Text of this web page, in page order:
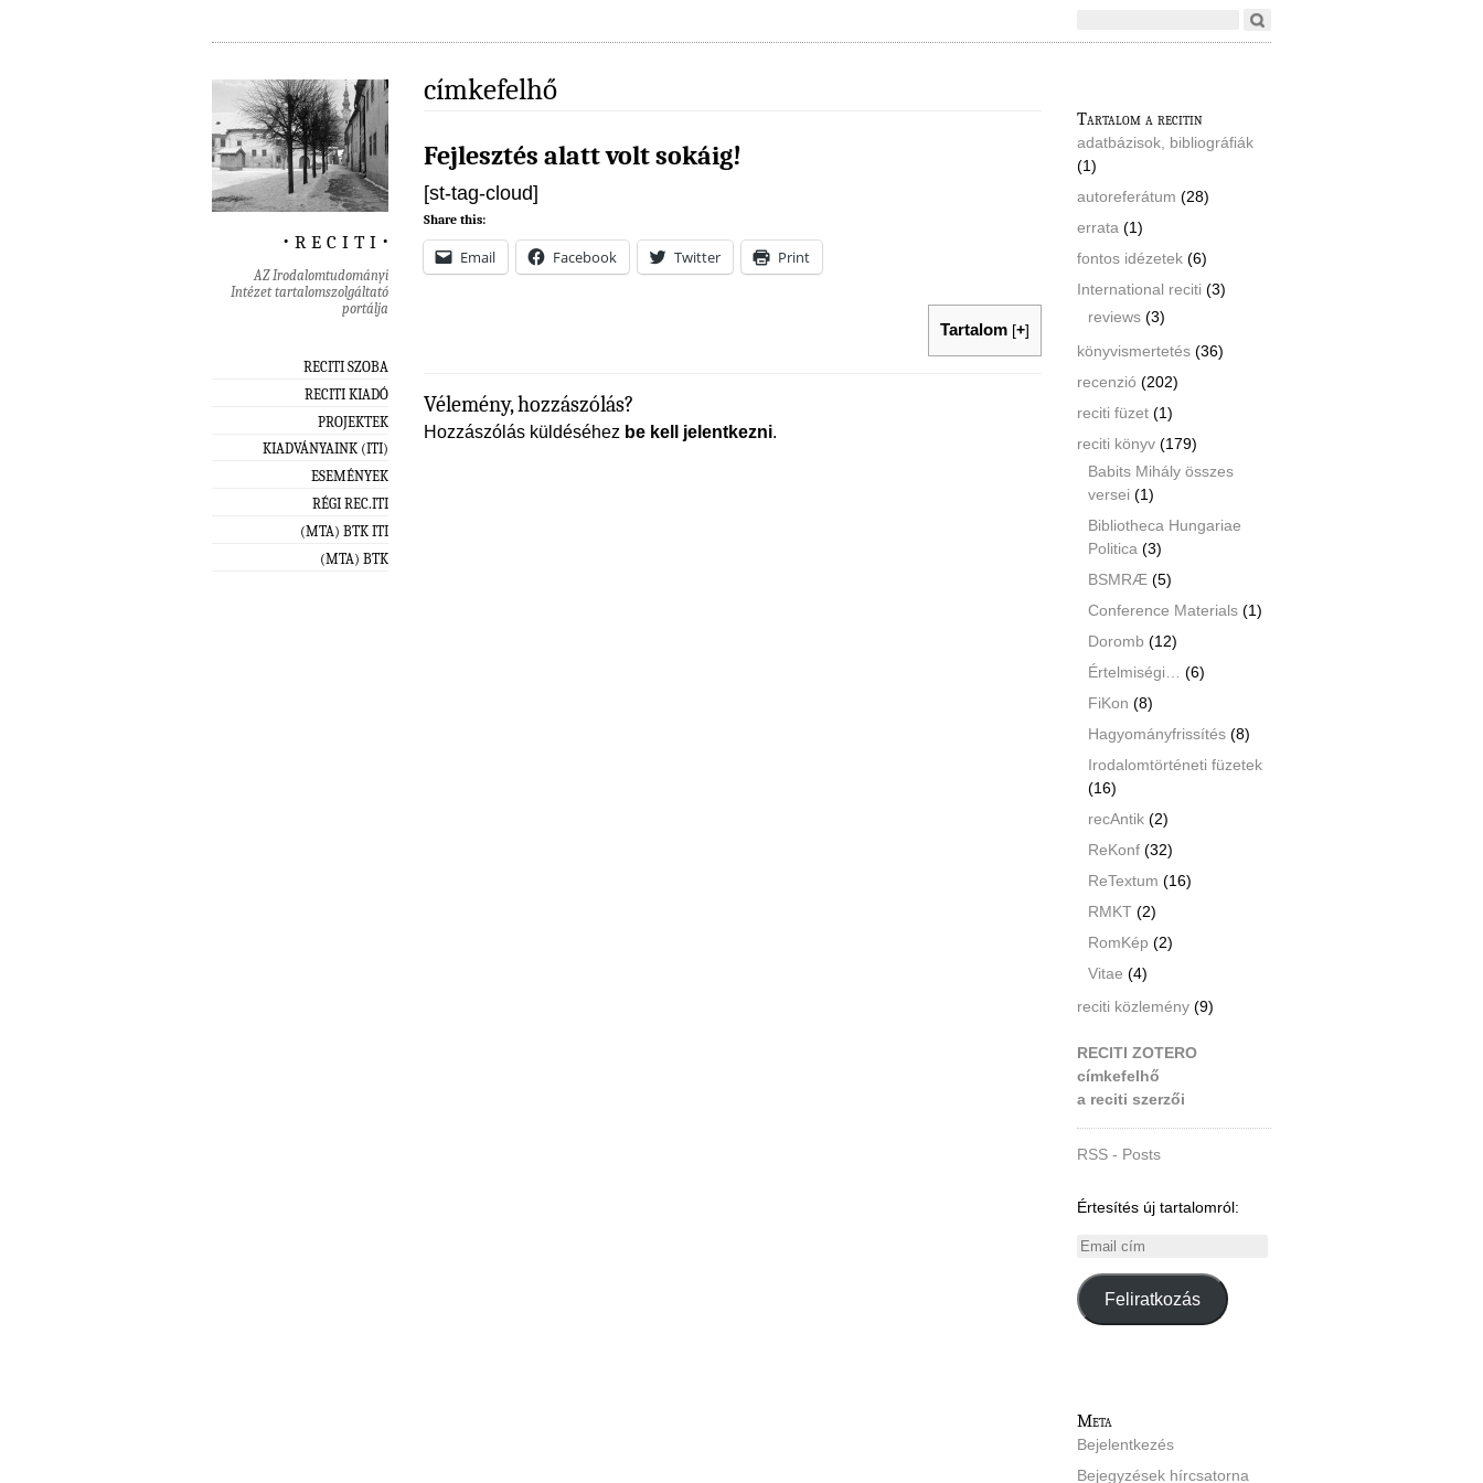
‧ r e c i t i ‧
AZ Irodalomtudományi
Intézet tartalomszolgáltató
portálja
RECITI SZOBA
RECITI KIADÓ
PROJEKTEK
KIADVÁNYAINK (ITI)
ESEMÉNYEK
RÉGI REC.ITI
(MTA) BTK ITI
(MTA) BTK
címkefelhő
Fejlesztés alatt volt sokáig!
[st-tag-cloud]
Share this:
Email Facebook Twitter Print
Tartalom [+]
Vélemény, hozzászólás?
Hozzászólás küldéséhez be kell jelentkezni.
Tartalom a recitin
adatbázisok, bibliográfiák
(1)
autoreferátum (28)
errata (1)
fontos idézetek (6)
International reciti (3)
reviews (3)
könyvismertetés (36)
recenzió (202)
reciti füzet (1)
reciti könyv (179)
Babits Mihály összes
versei (1)
Bibliotheca Hungariae
Politica (3)
BSMRÆ (5)
Conference Materials (1)
Doromb (12)
Értelmiségi…
(6)
FiKon (8)
Hagyományfrissítés (8)
Irodalomtörténeti füzetek
(16)
recAntik (2)
ReKonf (32)
ReTextum (16)
RMKT (2)
RomKép (2)
Vitae (4)
reciti közlemény (9)
RECITI ZOTERO
címkefelhő
a reciti szerzői
RSS - Posts
Értesítés új tartalomról:
Email
Feliratkozás
Meta
Bejelentkezés
Bejegyzések hírcsatorna